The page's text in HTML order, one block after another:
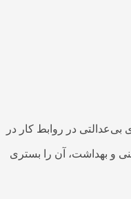
در روابط کار در
و بهداشت، آن را بستری